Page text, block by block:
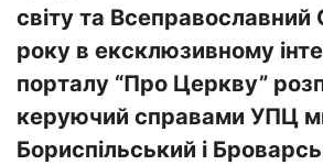
світу та
року в ексклюзивному
порталу “Про Церкву”
керуючий справами УПЦ
Бориспільський і